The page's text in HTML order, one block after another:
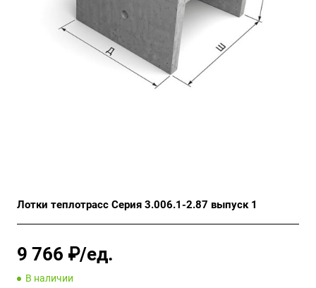
Лотки теплотрасс Серия 3.006.1-2.87 выпуск 1
9 766 ₽/ед.
В наличии